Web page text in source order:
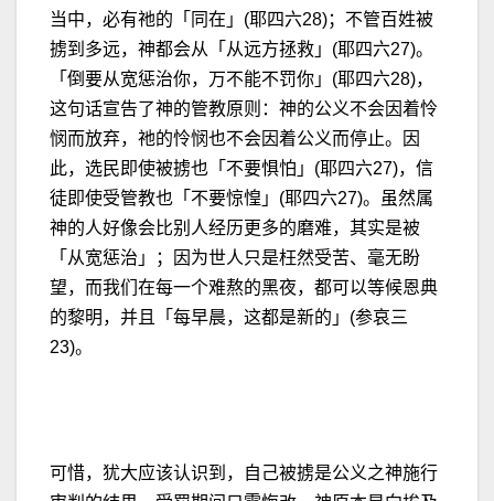
当中，必有祂的「同在」(耶四六28)；不管百姓被
掳到多远，神都会从「从远方拯救」(耶四六27)。
「倒要从宽惩治你，万不能不罚你」(耶四六28)，
这句话宣告了神的管教原则：神的公义不会因着怜
悯而放弃，祂的怜悯也不会因着公义而停止。因
此，选民即使被掳也「不要惧怕」(耶四六27)，信
徒即使受管教也「不要惊惶」(耶四六27)。虽然属
神的人好像会比别人经历更多的磨难，其实是被
「从宽惩治」；因为世人只是枉然受苦、毫无盼
望，而我们在每一个难熬的黑夜，都可以等候恩典
的黎明，并且「每早晨，这都是新的」(参哀三
23)。
可惜，犹大应该认识到，自己被掳是公义之神施行